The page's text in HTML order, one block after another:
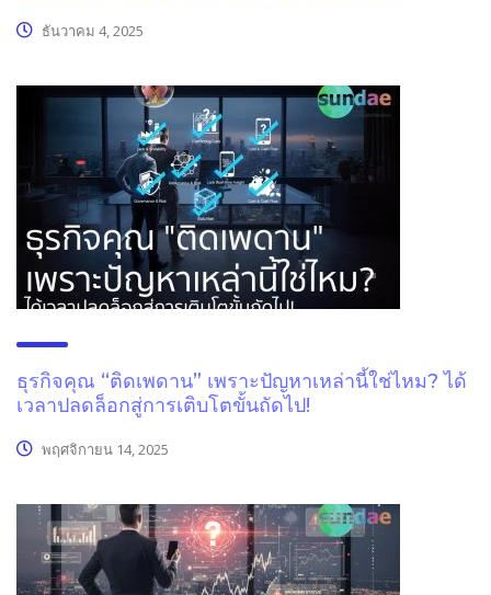
ธันวาคม 4, 2025
ธุรกิจคุณ “ติดเพดาน” เพราะปัญหาเหล่านี้ใช่ไหม? ได้
เวลาปลดล็อกสู่การเติบโตขั้นถัดไป!
พฤศจิกายน 14, 2025